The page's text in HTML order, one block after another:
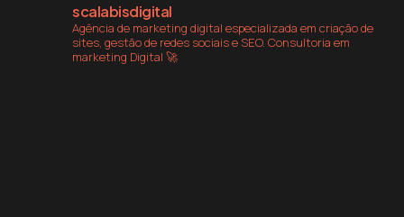
scalabisdigital
Agência de marketing digital especializada em criação de
sites, gestão de redes sociais e SEO. Consultoria em
marketing Digital 🚀